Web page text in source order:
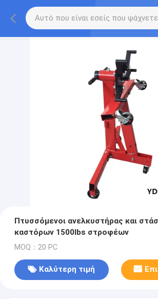
Πτυσσόμενοι ανελκυστήρας και
καστόρων 1500lbs στροφέων
MOQ：20 PC
Καλύτερη τιμή